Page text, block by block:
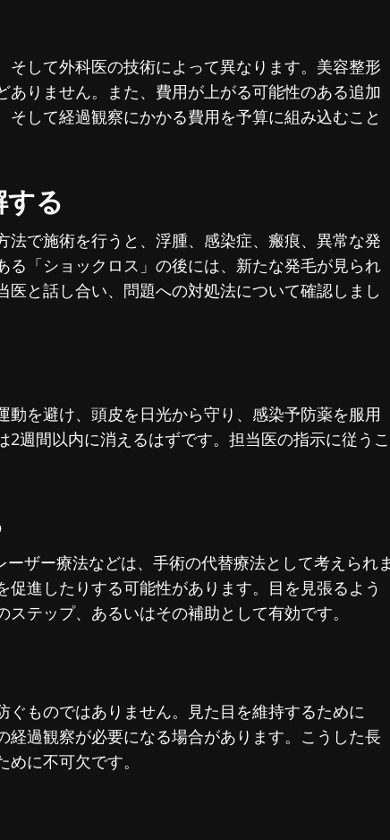
して外科医の技術によって異なります。美容整形
りません。また、費用が上がる可能性のある追加
して経過観察にかかる費用を予算に組み込むこと
る
で施術を行うと、浮腫、感染症、瘢痕、異常な発
「ショックロス」の後には、新たな発毛が見られ
と話し合い、問題への対処法について確認しまし
を避け、頭皮を日光から守り、感染予防薬を服用
週間以内に消えるはずです。担当医の指示に従うこ
ザー療法などは、手術の代替療法として考えられ
進したりする可能性があります。目を見張るよう
テップ、あるいはその補助として有効です。
ものではありません。見た目を維持するために
過観察が必要になる場合があります。こうした長
に不可欠です。